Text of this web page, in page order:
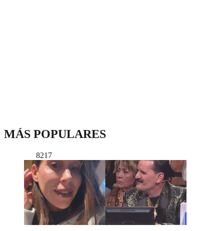
MÁS POPULARES
8217